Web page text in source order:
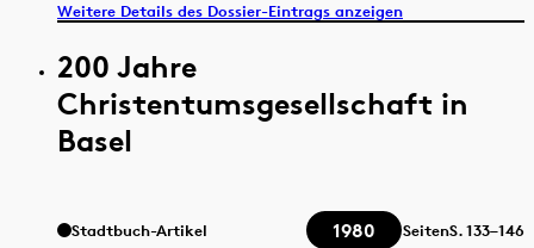
Weitere Details des Dossier-Eintrags anzeigen
200 Jahre
Christentumsgesellschaft in
Basel
Stadtbuch-Artikel 1980 SeitenS.133–146